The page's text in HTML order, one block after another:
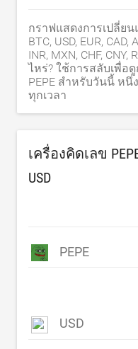
กราฟแสดงการเปลี่ยน
BTC, USD, EUR, CAD,
INR, MXN, CHF,
ไหร่? ใช้การสลับเพื่อ
PEPE สำหรับวันนี้ ห
ทุกเวลา
เครื่องคิดเลข
USD
PEPE
USD